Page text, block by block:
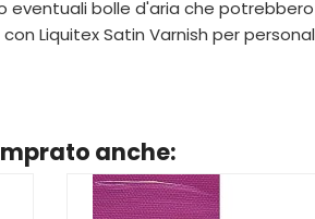
bolle d'aria che
Liquitex Satin Varnish per
anche: